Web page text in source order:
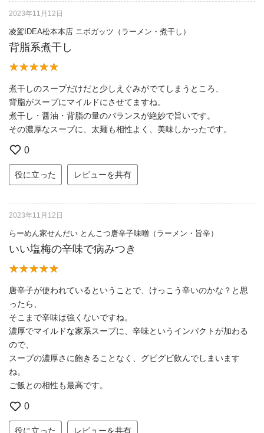
2023年11月12日
凌駕IDEA松本本店 ニボガッツ（ラーメン・煮干し）
背脂系煮干し
煮干しのスープだけだと少しえぐみがでてしまうところ、
背脂がスープにマイルドにさせてますね。
煮干し・醤油・背脂の量のバランスが絶妙で旨いです。
その濃厚なスープに、太麺も相性よく、美味しかったです。
0
役に立った レビューを共有
2023年11月12日
らーめん家せんだい とんこつ唐辛子味噌（ラーメン・旨辛）
いい塩梅の辛味で病みつき
唐辛子が使われているということで、けっこう辛いのかな？と思
ったら、
そこまで辛味は強くないですね。
濃厚でマイルドな家系スープに、辛味というインパクトが加わる
ので、
スープの濃厚さに飽きることなく、グビグビ飲んでしまいます
ね。
ご飯との相性も最高です。
0
役に立った レビューを共有